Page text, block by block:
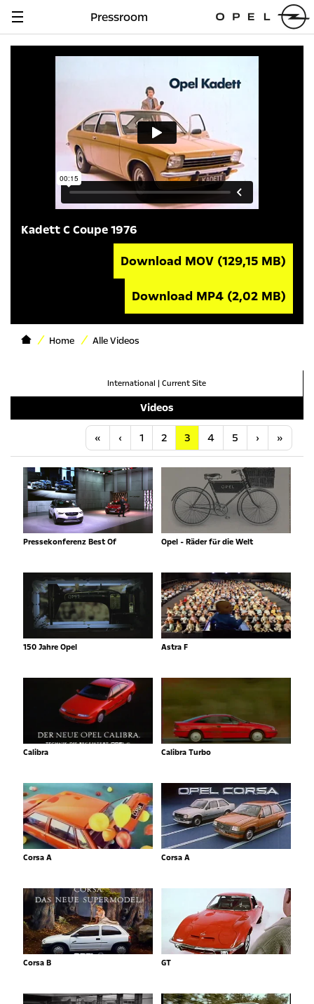
Navigation
Pressroom
Kadett C Coupe 1976
Download MOV (129,15 MB)
Download MP4 (2,02 MB)
Home Alle Videos
International | Current Site
Videos
« Anfang
‹ Vorherige
1 2 3 4 5 ›Nächste
»
Pressekonferenz Best Of Opel - Räder für die Welt
150 Jahre Opel Astra F
Calibra Calibra Turbo
Corsa A Corsa A
Corsa B GT